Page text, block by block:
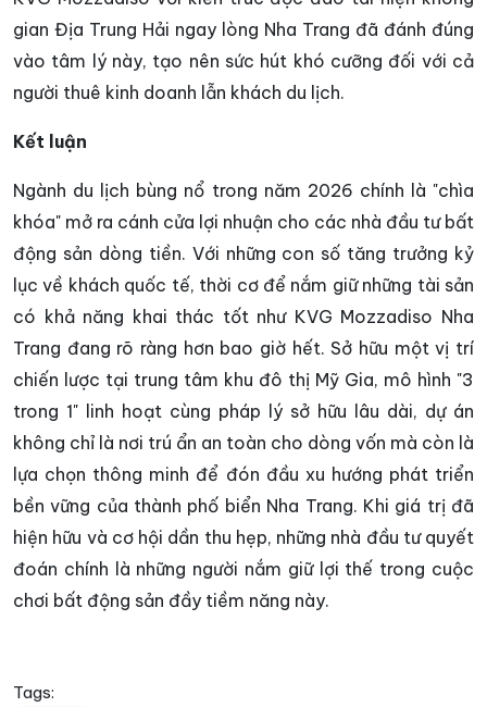
gian Địa Trung Hải ngay lòng Nha Trang đã đánh đúng
vào tâm lý này, tạo nên sức hút khó cưỡng đối với cả
người thuê kinh doanh lẫn khách du lịch.
Kết luận
Ngành du lịch bùng nổ trong năm 2026 chính là "chìa
khóa" mở ra cánh cửa lợi nhuận cho các nhà đầu tư bất
động sản dòng tiền. Với những con số tăng trưởng kỷ
lục về khách quốc tế, thời cơ để nắm giữ những tài sản
có khả năng khai thác tốt như KVG Mozzadiso Nha
Trang đang rõ ràng hơn bao giờ hết. Sở hữu một vị trí
chiến lược tại trung tâm khu đô thị Mỹ Gia, mô hình "3
trong 1" linh hoạt cùng pháp lý sở hữu lâu dài, dự án
không chỉ là nơi trú ẩn an toàn cho dòng vốn mà còn là
lựa chọn thông minh để đón đầu xu hướng phát triển
bền vững của thành phố biển Nha Trang. Khi giá trị đã
hiện hữu và cơ hội dần thu hẹp, những nhà đầu tư quyết
đoán chính là những người nắm giữ lợi thế trong cuộc
chơi bất động sản đầy tiềm năng này.
Tags: